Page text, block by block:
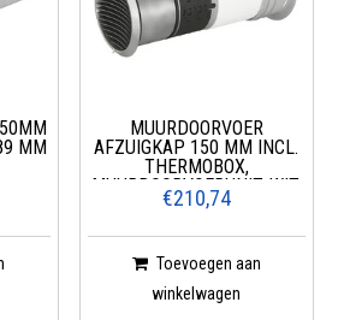
MM
MUURDOORVOER
AFZUIGKAP 150 MM INCL.
THERMOBOX,
MUURDOORVOERUNIT, WIT,
ROESTVRIJ STAAL
€210,74
Toevoegen aan
winkelwagen